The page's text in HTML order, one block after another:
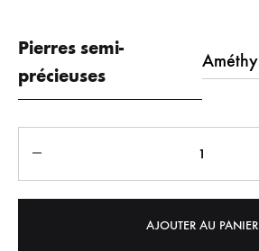
Pierres semi-
précieuses
AJOUTER AU PANIER